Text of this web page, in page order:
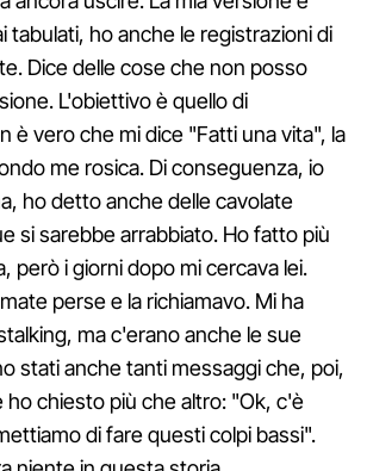
tabulati, ho anche le registrazioni di
Dice delle cose che non posso
L'obiettivo è quello di
è vero che mi dice "Fatti una vita", la
me rosica. Di conseguenza, io
ho detto anche delle cavolate
si sarebbe arrabbiato. Ho fatto più
però i giorni dopo mi cercava lei.
perse e la richiamavo. Mi ha
ma c'erano anche le sue
stati anche tanti messaggi che, poi,
ho chiesto più che altro: "Ok, c'è
di fare questi colpi bassi".